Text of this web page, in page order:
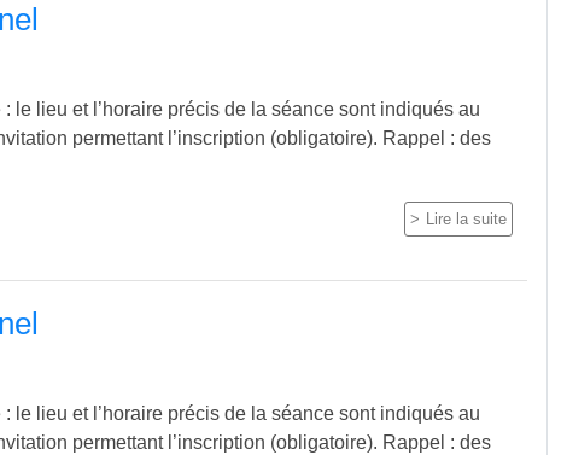
le lieu et l’horaire précis de la séance sont indiqués au
permettant l’inscription (obligatoire). Rappel : des
Lire la suite
le lieu et l’horaire précis de la séance sont indiqués au
permettant l’inscription (obligatoire). Rappel : des